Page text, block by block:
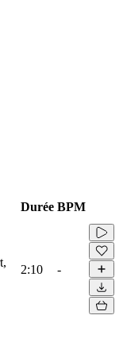
Durée BPM
2:10 -